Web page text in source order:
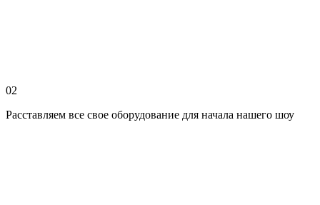
02
Расставляем все свое оборудование для начала нашего шоу